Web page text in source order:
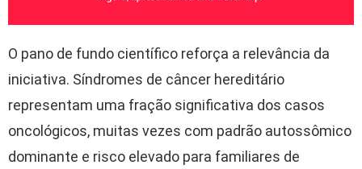
O pano de fundo científico reforça a relevância da
iniciativa. Síndromes de câncer hereditário
representam uma fração significativa dos casos
oncológicos, muitas vezes com padrão autossômico
dominante e risco elevado para familiares de